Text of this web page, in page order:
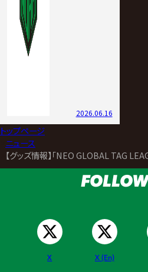
2026.06.16
トップページ
ニュース
【グッズ情報】「NEO GLOBAL TAG
X X (En)